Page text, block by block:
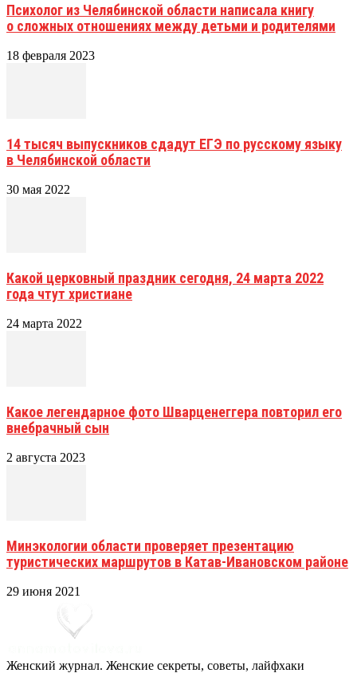
Психолог из Челябинской области написала книгу
о сложных отношениях между детьми и родителями
18 февраля 2023
14 тысяч выпускников сдадут ЕГЭ по русскому языку
в Челябинской области
30 мая 2022
Какой церковный праздник сегодня, 24 марта 2022
года чтут христиане
24 марта 2022
Какое легендарное фото Шварценеггера повторил его
внебрачный сын
2 августа 2023
Минэкологии области проверяет презентацию
туристических маршрутов в Катав-Ивановском районе
29 июня 2021
Женский журнал. Женские секреты, советы, лайфхаки